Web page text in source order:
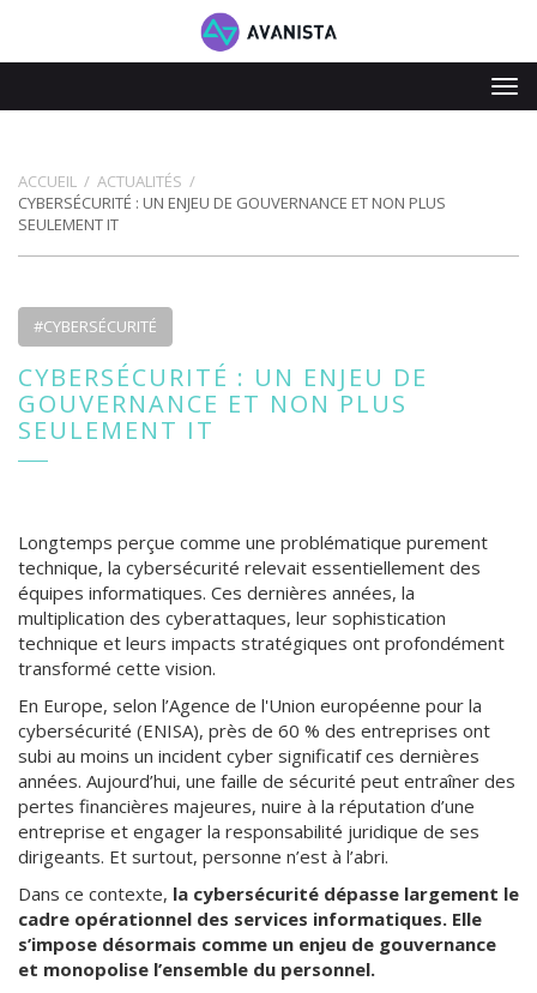
ACCUEIL
ACTUALITÉS
CYBERSÉCURITÉ : UN ENJEU DE GOUVERNANCE ET NON PLUS
SEULEMENT IT
#CYBERSÉCURITÉ
CYBERSÉCURITÉ : UN ENJEU DE
GOUVERNANCE ET NON PLUS
SEULEMENT IT
Longtemps perçue comme une problématique purement
technique, la cybersécurité relevait essentiellement des
équipes informatiques. Ces dernières années, la
multiplication des cyberattaques, leur sophistication
technique et leurs impacts stratégiques ont profondément
transformé cette vision.
En Europe, selon l’Agence de l'Union européenne pour la
cybersécurité (ENISA), près de 60 % des entreprises ont
subi au moins un incident cyber significatif ces dernières
années. Aujourd’hui, une faille de sécurité peut entraîner des
pertes financières majeures, nuire à la réputation d’une
entreprise et engager la responsabilité juridique de ses
dirigeants. Et surtout, personne n’est à l’abri.
Dans ce contexte, la cybersécurité dépasse largement le
cadre opérationnel des services informatiques. Elle
s’impose désormais comme un enjeu de gouvernance
et monopolise l’ensemble du personnel.